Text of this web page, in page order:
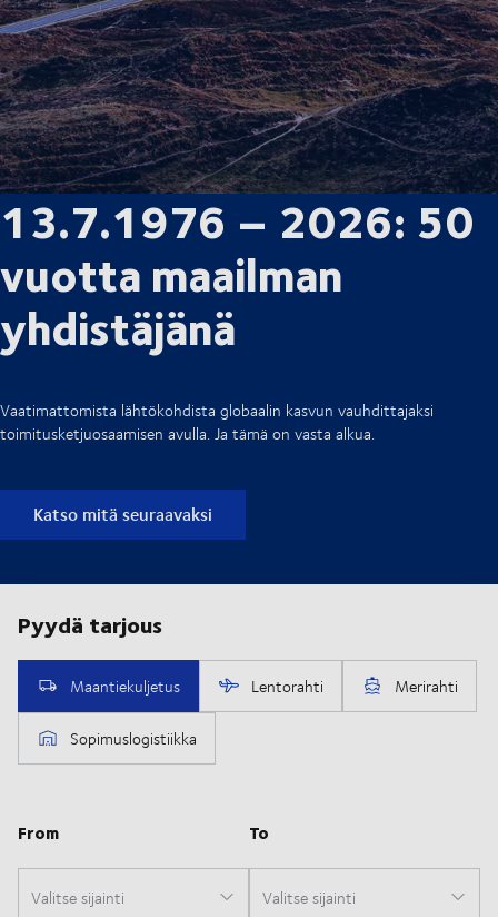
13.7.1976 – 2026: 50
vuotta maailman
yhdistäjänä
Vaatimattomista lähtökohdista globaalin kasvun vauhdittajaksi
toimitusketjuosaamisen avulla. Ja tämä on vasta alkua.
Katso mitä seuraavaksi